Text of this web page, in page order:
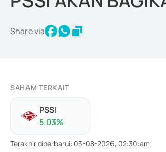
Share via
SAHAM TERKAIT
PSSI
5.03%
Terakhir diperbarui: 03-08-2026, 02:30:am